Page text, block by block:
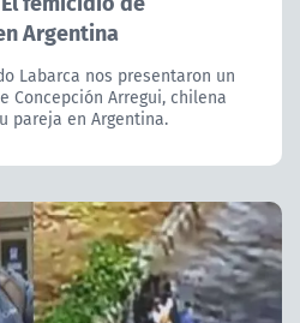
Argentina
Labarca nos presentaron un
Concepción Arregui, chilena
pareja en Argentina.